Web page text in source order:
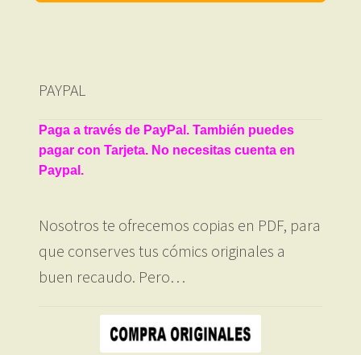
PAYPAL
Paga a través de PayPal. También puedes
pagar con Tarjeta. No necesitas cuenta en
Paypal.
Nosotros te ofrecemos copias en PDF, para
que conserves tus cómics originales a
buen recaudo. Pero…